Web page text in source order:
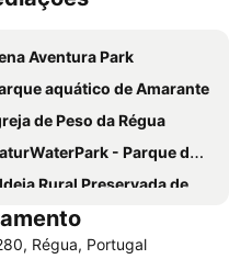
Aventura Park
aquático de Amarante
de Peso da Régua
- Parque de Diversões do Douro
Rural Preservada de Quintandona
Parque Aventura
Matriz da Lixa
Régua, Portugal